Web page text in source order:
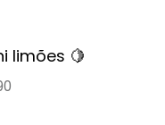
limões 🍋